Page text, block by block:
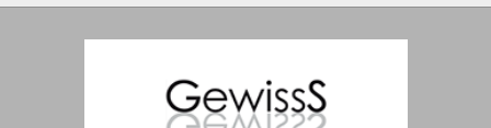
Skip